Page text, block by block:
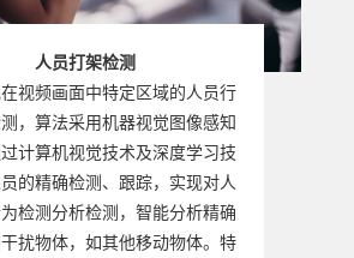
人员打架检测
视频画面中特定区域的人员行
，算法采用机器视觉图像感知
计算机视觉技术及深度学习技
的精确检测、跟踪，实现对人
检测分析检测，智能分析精确
扰物体，如其他移动物体。特